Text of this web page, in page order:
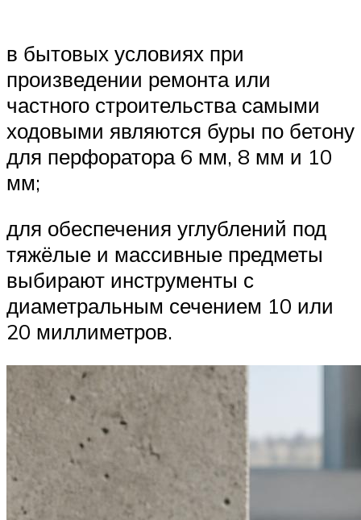
в бытовых условиях при
произведении ремонта или
частного строительства самыми
ходовыми являются буры по бетону
для перфоратора 6 мм, 8 мм и 10
мм;
для обеспечения углублений под
тяжёлые и массивные предметы
выбирают инструменты с
диаметральным сечением 10 или
20 миллиметров.